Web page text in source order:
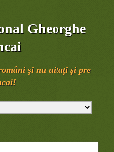
Gheorghe
şi nu uitaţi şi pre